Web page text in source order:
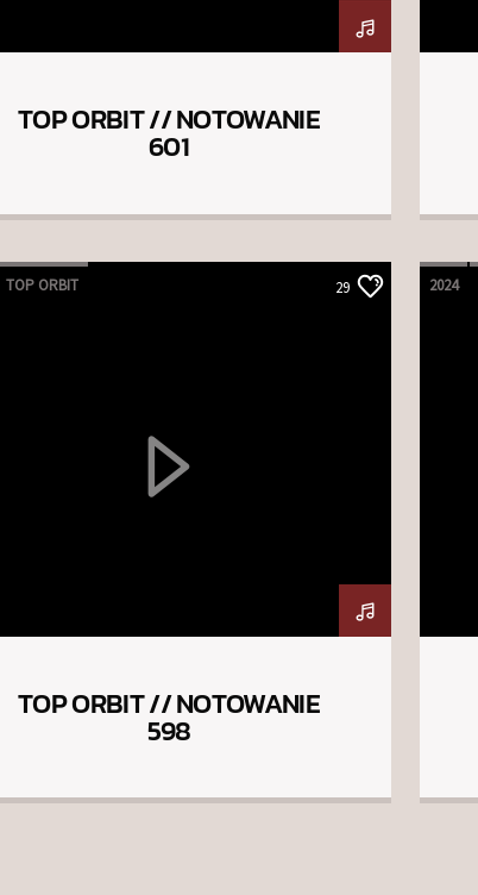
TOP ORBIT // NOTOWANIE
601
TOP ORBIT 29
TOP ORBIT // NOTOWANIE
598
2024